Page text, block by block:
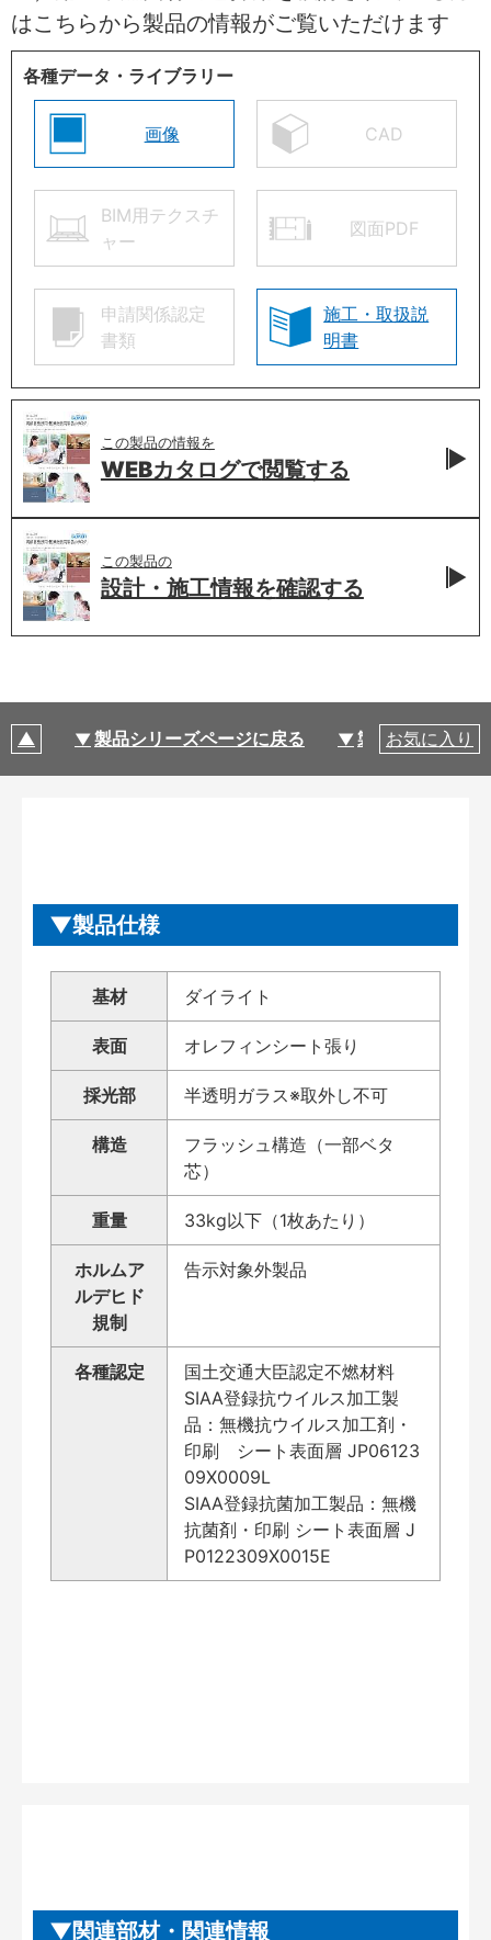
はこちらから製品の情報がご覧いただけます
各種データ・ライブラリー
画像 CAD
BIM用テクスチ
ャー
図面PDF
申請関係認定
書類
施工・取扱説
明書
この製品の情報を
WEBカタログで閲覧する
この製品の
設計・施工情報を確認する
製品シリーズページに戻る 製品仕様
お気に入り
製品仕様
基材 ダイライト
表面 オレフィンシート張り
採光部 半透明ガラス※取外し不可
構造
フラッシュ構造（一部ベタ
芯）
重量 33kg以下（1枚あたり）
ホルムア
ルデヒド
規制
告示対象外製品
各種認定
国土交通大臣認定不燃材料
SIAA登録抗ウイルス加工製
品：無機抗ウイルス加工剤・
印刷 シート表面層 JP06123
09X0009L
SIAA登録抗菌加工製品：無機
抗菌剤・印刷 シート表面層 J
P0122309X0015E
関連部材・関連情報